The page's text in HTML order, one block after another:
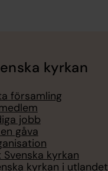
kyrkan
församling
jobb
gåva
Svenska kyrkan
kyrkan i utlandet